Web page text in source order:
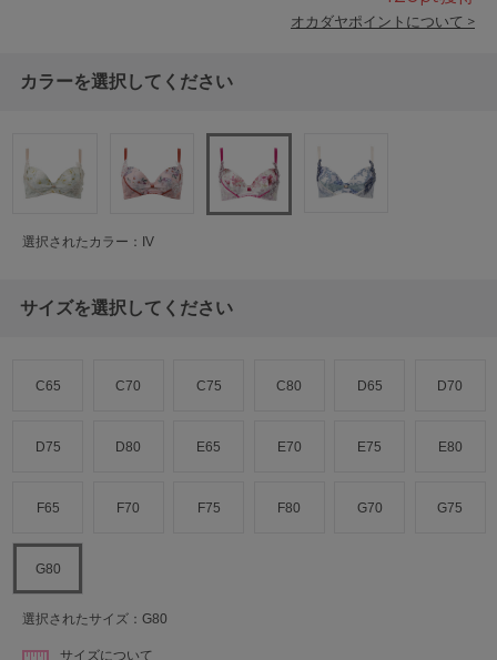
オカダヤポイントについて >
カラーを選択してください
選択されたカラー：IV
サイズを選択してください
C65 C70 C75 C80 D65 D70
D75 D80 E65 E70 E75 E80
F65 F70 F75 F80 G70 G75
G80
選択されたサイズ：G80
サイズについて